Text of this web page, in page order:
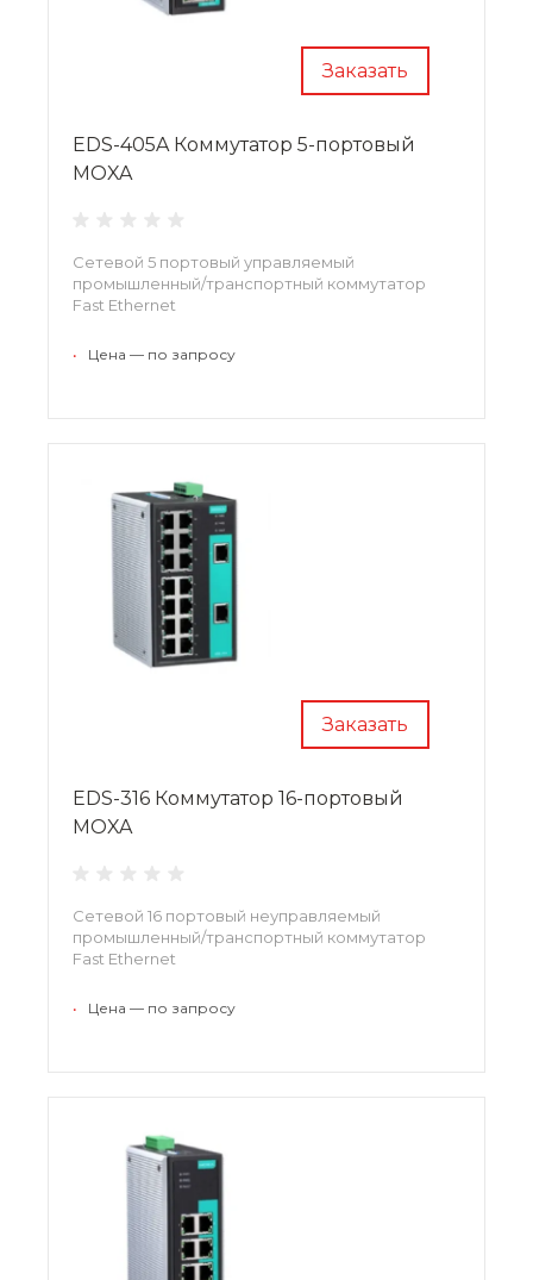
Заказать
EDS-405A Коммутатор 5-портовый
MOXA
Сетевой 5 портовый управляемый
промышленный/транспортный коммутатор
Fast Ethernet
• Цена — по запросу
Заказать
EDS-316 Коммутатор 16-портовый
MOXA
Сетевой 16 портовый неуправляемый
промышленный/транспортный коммутатор
Fast Ethernet
• Цена — по запросу